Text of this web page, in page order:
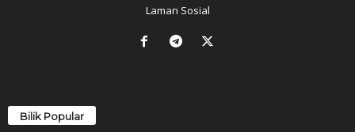
Laman Sosial
Bilik Popular